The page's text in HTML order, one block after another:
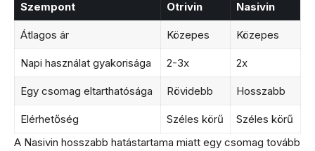
Szempont
Otrivin Nasivin
Átlagos ár Közepes Közepes
Napi használat gyakorisága 2-3x 2x
Egy csomag eltarthatósága Rövidebb Hosszabb
Elérhetőség Széles körű
Széles körű
A Nasivin hosszabb hatástartama miatt egy csomag tovább